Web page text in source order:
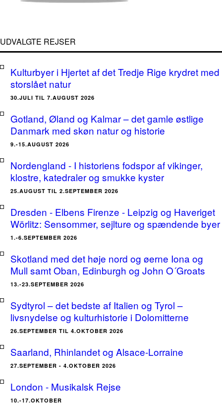
UDVALGTE REJSER
Kulturbyer i Hjertet af det Tredje Rige krydret med
storslået natur
30.JULI TIL 7.AUGUST 2026
Gotland, Øland og Kalmar – det gamle østlige
Danmark med skøn natur og historie
9.-15.AUGUST 2026
Nordengland - I historiens fodspor af vikinger,
klostre, katedraler og smukke kyster
25.AUGUST TIL 2.SEPTEMBER 2026
Dresden - Elbens Firenze - Leipzig og Haveriget
Wörlitz: Sensommer, sejlture og spændende byer
1.-6.SEPTEMBER 2026
Skotland med det høje nord og øerne Iona og
Mull samt Oban, Edinburgh og John O´Groats
13.-23.SEPTEMBER 2026
Sydtyrol – det bedste af Italien og Tyrol –
livsnydelse og kulturhistorie i Dolomitterne
26.SEPTEMBER TIL 4.OKTOBER 2026
Saarland, Rhinlandet og Alsace-Lorraine
27.SEPTEMBER - 4.OKTOBER 2026
London - Musikalsk Rejse
10.-17.OKTOBER